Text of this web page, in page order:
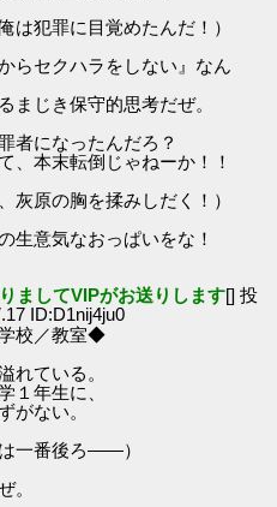
は犯罪に目覚めたんだ！）
らセクハラをしない』なん
まじき保守的思考だぜ。
者になったんだろ？
、本末転倒じゃねーか！！
灰原の胸を揉みしだく！）
生意気なおっぱいをな！
ましてVIPがお送りします[] 投
ID:D1nij4ju0
校／教室◆
れている。
１年生に、
がない。
一番後ろ――）
。